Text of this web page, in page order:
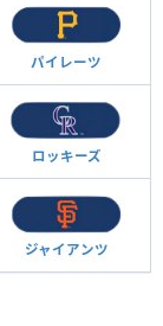
パイレーツ
ロッキーズ
ジャイアンツ